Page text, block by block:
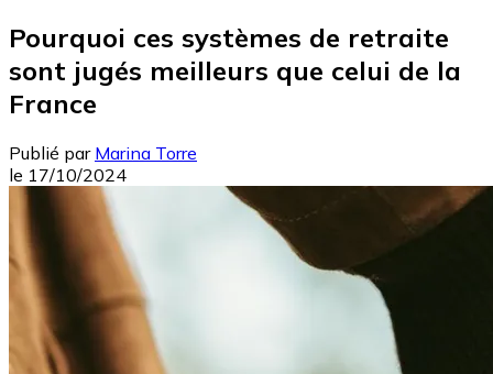
Pourquoi ces systèmes de retraite
sont jugés meilleurs que celui de la
France
Publié par Marina Torre
le 17/10/2024